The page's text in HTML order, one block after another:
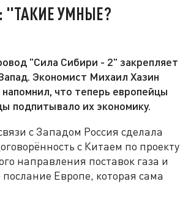
"ТАКИЕ УМНЫЕ?
"Сила Сибири - 2" закрепляет
Экономист Михаил Хазин
что теперь европейцы
подпитывало их экономику.
с Западом Россия сделала
с Китаем по проекту
направления поставок газа и
Европе, которая сама